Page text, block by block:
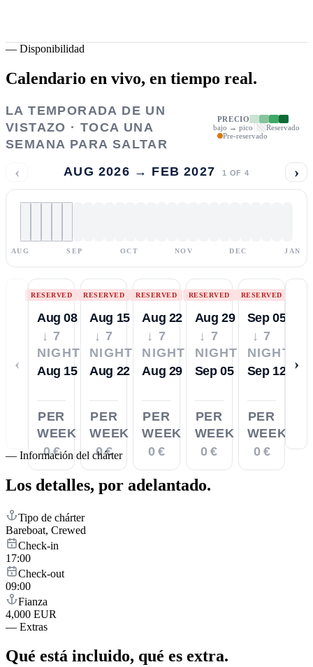
— Disponibilidad
Calendario en vivo, en tiempo real.
LA TEMPORADA DE UN
VISTAZO · TOCA UNA
SEMANA PARA SALTAR
PRECIO
bajo → pico
Reservado
Pre-reservado
‹ AUG 2026 → FEB 2027 1 OF 4 ›
AUG SEP OCT NOV DEC JAN
‹
RESERVED
Aug 08
↓ 7
NIGHTS
Aug 15
PER
WEEK
0 €
RESERVED
Aug 15
↓ 7
NIGHTS
Aug 22
PER
WEEK
0 €
RESERVED
Aug 22
↓ 7
NIGHTS
Aug 29
PER
WEEK
0 €
RESERVED
Aug 29
↓ 7
NIGHTS
Sep 05
PER
WEEK
0 €
RESERVED
Sep 05
↓ 7
NIGHTS
Sep 12
PER
WEEK
0 €
›
— Información del chárter
Los detalles, por adelantado.
Tipo de chárter
Bareboat, Crewed
Check-in
17:00
Check-out
09:00
Fianza
4,000 EUR
— Extras
Qué está incluido, qué es extra.